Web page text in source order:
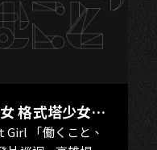
格式塔少女
「働くこと、